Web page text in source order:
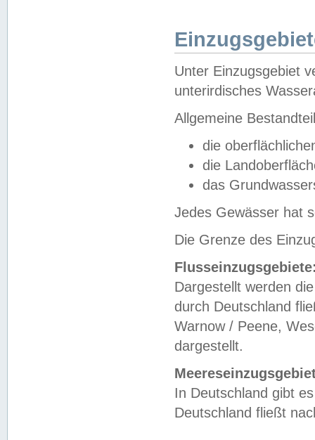
Unter Einzugsgebiet
unterirdisches
Allgemeine
die
die
das
Jedes Gewässer hat
Die Grenze des
Dargestellt werden
durch Deutschland
Warnow / Peene,
dargestellt.
In Deutschland gibt
Deutschland fließt